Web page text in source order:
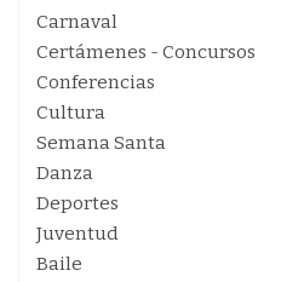
Carnaval
Certámenes - Concursos
Conferencias
Cultura
Semana Santa
Danza
Deportes
Juventud
Baile